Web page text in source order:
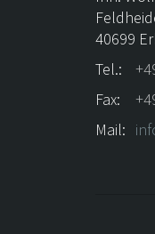
40699
Tel.:
Fax:
Mail: